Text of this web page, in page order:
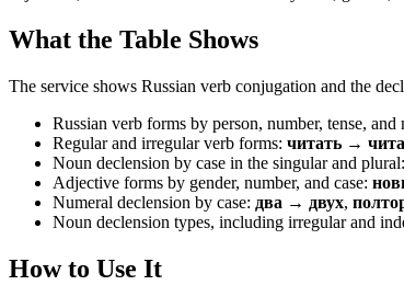
What the Table Shows
The service shows Russian verb conjugation and the
Russian verb forms by person, number, tense, and
Regular and irregular verb forms: читать →
Noun declension by case in the singular and plural:
Adjective forms by gender, number, and case:
Numeral declension by case: два → двух,
Noun declension types, including irregular and
How to Use It